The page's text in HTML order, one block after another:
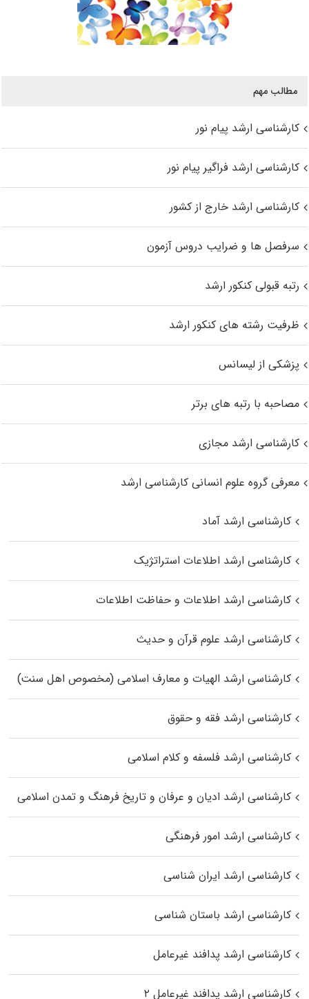
مطالب مهم
کارشناسی ارشد پیام نور
کارشناسی ارشد فراگیر پیام نور
کارشناسی ارشد خارج از کشور
سرفصل ها و ضرایب دروس آزمون
رتبه قبولی کنکور ارشد
ظرفیت رشته های کنکور ارشد
پزشکی از لیسانس
مصاحبه با رتبه های برتر
کارشناسی ارشد مجازی
معرفی گروه علوم انسانی کارشناسی ارشد
کارشناسی ارشد آماد
کارشناسی ارشد اطلاعات استراتژیک
کارشناسی ارشد اطلاعات و حفاظت اطلاعات
کارشناسی ارشد علوم قرآن و حدیث
کارشناسی ارشد الهیات و معارف اسلامی (مخصوص اهل سنت)
کارشناسی ارشد فقه و حقوق
کارشناسی ارشد فلسفه و کلام اسلامی
کارشناسی ارشد ادیان و عرفان و تاریخ فرهنگ و تمدن اسلامی
کارشناسی ارشد امور فرهنگی
کارشناسی ارشد ایران شناسی
کارشناسی ارشد باستان شناسی
کارشناسی ارشد پدافند غیرعامل
کارشناسی ارشد پدافند غیرعامل ۲